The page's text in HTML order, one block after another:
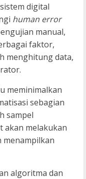
digital
human error
manual,
faktor,
menghitung data,
meminimalkan
sebagian
sampel
akan melakukan
menampilkan
algoritma dan